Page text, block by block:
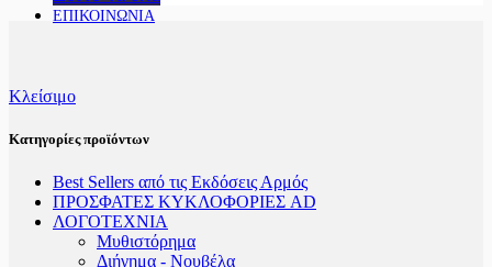
ΕΠΙΚΟΙΝΩΝΙΑ
Κλείσιμο
Κατηγορίες προϊόντων
Best Sellers από τις Εκδόσεις Αρμός
ΠΡΟΣΦΑΤΕΣ ΚΥΚΛΟΦΟΡΙΕΣ AD
ΛΟΓΟΤΕΧΝΙΑ
Μυθιστόρημα
Διήγημα - Νουβέλα